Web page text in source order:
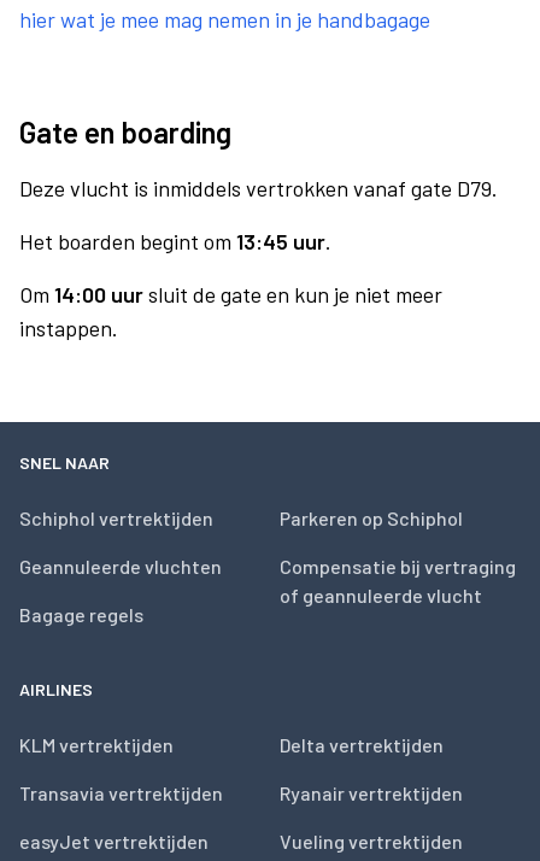
hier wat je mee mag nemen in je handbagage
Gate en boarding
Deze vlucht is inmiddels vertrokken vanaf gate D79.
Het boarden begint om 13:45 uur.
Om 14:00 uursluit de gate en kun je niet meer
instappen.
SNEL NAAR
Schiphol vertrektijden
Geannuleerde vluchten
Bagage regels
Parkeren op Schiphol
Compensatie bij vertraging
of geannuleerde vlucht
AIRLINES
KLM vertrektijden
Transavia vertrektijden
easyJet vertrektijden
Delta vertrektijden
Ryanair vertrektijden
Vueling vertrektijden